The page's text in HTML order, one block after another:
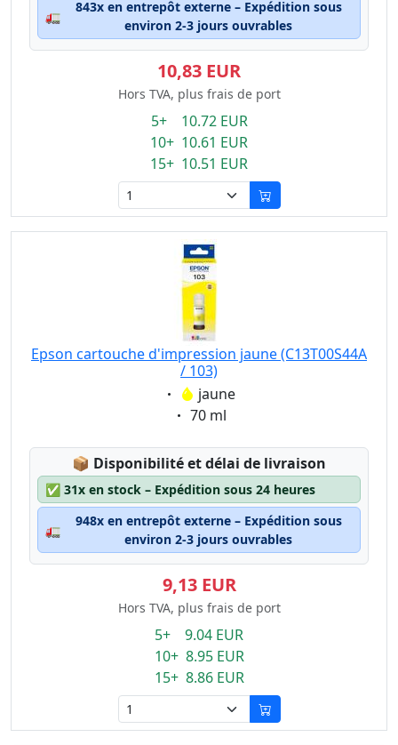
🚛
843x en entrepôt externe – Expédition sous
environ 2-3 jours ouvrables
10,83 EUR
Hors TVA, plus frais de port
5+ 10.72 EUR
10+ 10.61 EUR
15+ 10.51 EUR
Epson cartouche d'impression jaune (C13T00S44A
/ 103)
Eigenschaft:
jaune
Eigenschaft:
70 ml
📦 Lagerstatus:
Disponibilité et délai de livraison
✅ 31x en stock – Expédition sous 24 heures
🚛
948x en entrepôt externe – Expédition sous
environ 2-3 jours ouvrables
9,13 EUR
Hors TVA, plus frais de port
5+ 9.04 EUR
10+ 8.95 EUR
15+ 8.86 EUR